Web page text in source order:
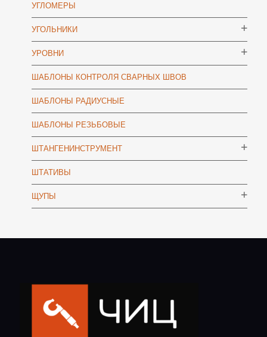
УГЛОМЕРЫ
УГОЛЬНИКИ
УРОВНИ
ШАБЛОНЫ КОНТРОЛЯ СВАРНЫХ ШВОВ
ШАБЛОНЫ РАДИУСНЫЕ
ШАБЛОНЫ РЕЗЬБОВЫЕ
ШТАНГЕНИНСТРУМЕНТ
ШТАТИВЫ
ЩУПЫ